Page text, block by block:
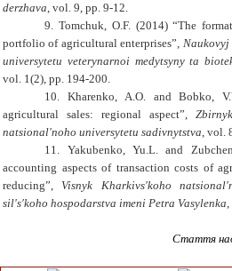
derzhava, vol. 9, pp. 9-12.
9. Tomchuk, O.F. (2014)“The
portfolio of agricultural enterprises”,
universytetu veterynarnoi medytsyny ta
vol. 1(2), pp. 194-200.
10. Kharenko, A.O. and Bobko,
agricultural sales: regional aspect”,
natsional'noho universytetu sadivnytstva, vol.
11. Yakubenko, Yu.L. and
accounting aspects of transaction costs of
reducing”, Visnyk Kharkivs'koho
sil's'koho hospodarstva imeni Petra Vasylenka,
Стаття